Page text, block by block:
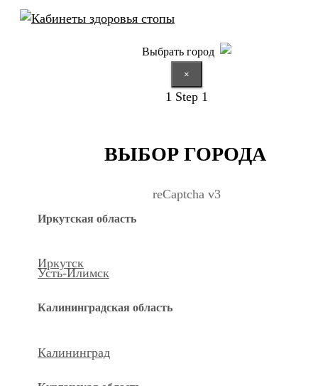
Выбрать город
×
1 Step 1
ВЫБОР ГОРОДА
reCaptcha v3
Иркутская область
Иркутск
Усть-Илимск
Калининградская область
Калининград